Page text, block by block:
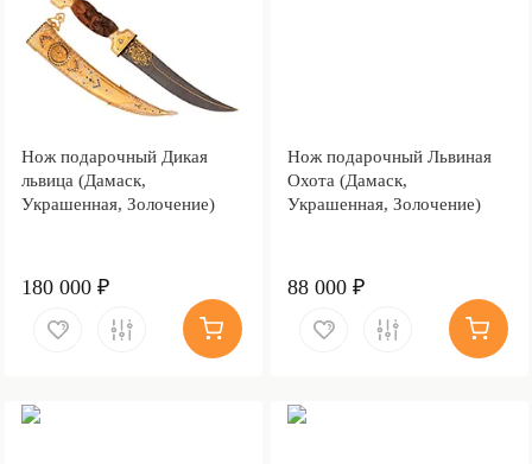
Нож подарочный Дикая
львица (Дамаск,
Украшенная, Золочение)
180 000 ₽
Нож подарочный Львиная
Охота (Дамаск,
Украшенная, Золочение)
88 000 ₽